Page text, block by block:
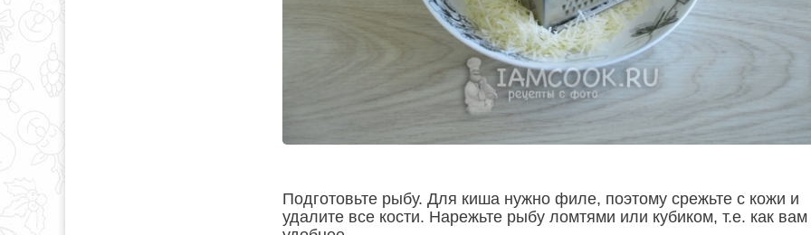
Подготовьте рыбу. Для киша нужно филе, поэтому срежьте с кожи и
удалите все кости. Нарежьте рыбу ломтями или кубиком, т.е. как вам